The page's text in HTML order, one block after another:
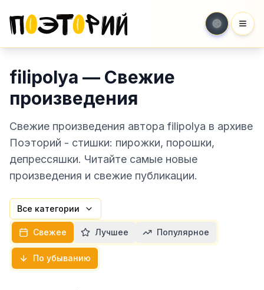
filipolya — Свежие
произведения
Свежие произведения автора filipolya в архиве
Поэторий - стишки: пирожки, порошки,
депрессяшки. Читайте самые новые
произведения и свежие публикации.
Все категории
Свежее Лучшее Популярное
По убыванию